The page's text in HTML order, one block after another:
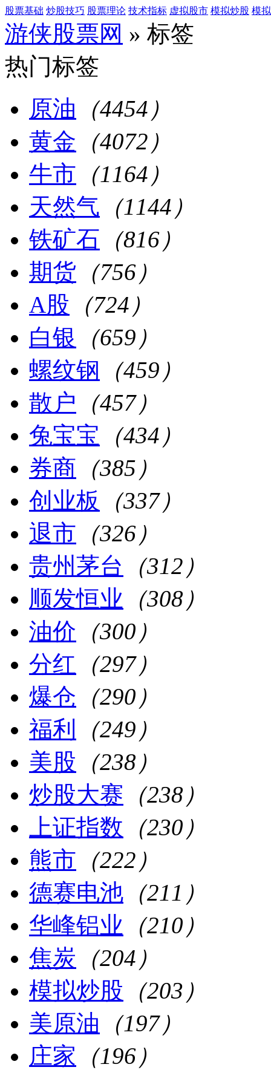
股票基础 炒股技巧 股票理论 技术指标 虚拟股市 模拟炒股 模
游侠股票网 » 标签
热门标签
原油 （4454）
黄金 （4072）
牛市 （1164）
天然气 （1144）
铁矿石 （816）
期货 （756）
A股 （724）
白银 （659）
螺纹钢 （459）
散户 （457）
兔宝宝 （434）
券商 （385）
创业板
（337）
退市 （326）
贵州茅台 （312）
顺发恒业 （308）
油价 （300）
分红 （297）
爆仓 （290）
福利
（249）
美股 （238）
炒股大赛 （238）
上证指数 （230）
熊市 （222）
德赛电池 （211）
华峰铝业 （210）
焦炭 （204）
模拟炒股 （203）
美原油 （197）
庄家 （196）